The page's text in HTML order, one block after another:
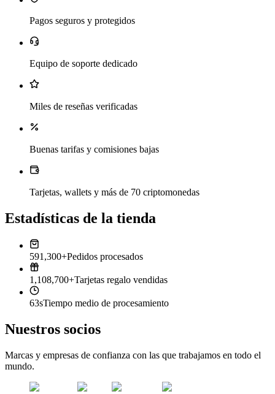
Pagos seguros y protegidos
Equipo de soporte dedicado
Miles de reseñas verificadas
Buenas tarifas y comisiones bajas
Tarjetas, wallets y más de 70 criptomonedas
Estadísticas de la tienda
591,300+Pedidos procesados
1,108,700+Tarjetas regalo vendidas
63sTiempo medio de procesamiento
Nuestros socios
Marcas y empresas de confianza con las que trabajamos en todo el
mundo.